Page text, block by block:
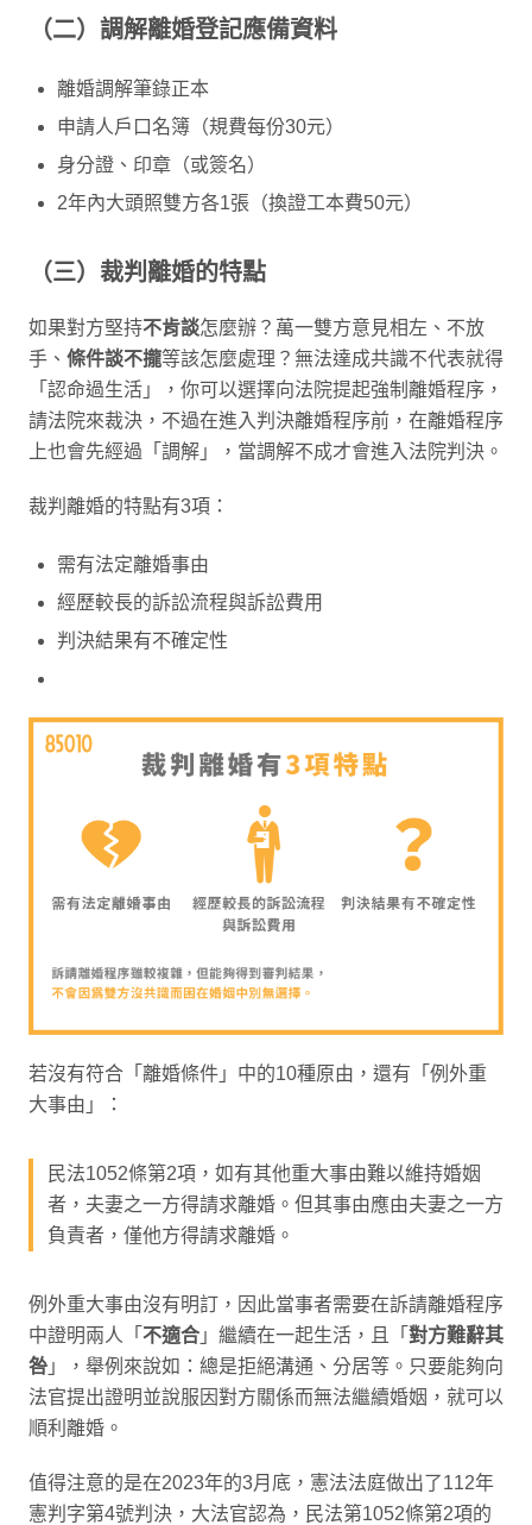
（二）調解離婚登記應備資料
離婚調解筆錄正本
申請人戶口名簿（規費每份30元）
身分證、印章（或簽名）
2年內大頭照雙方各1張（換證工本費50元）
（三）裁判離婚的特點
如果對方堅持不肯談怎麼辦？萬一雙方意見相左、不放
手、 條件談不攏等該怎麼處理？無法達成共識不代表就得
「認命過生活」，你可以選擇向法院提起強制離婚程序，
請法院來裁決，不過在進入判決離婚程序前，在離婚程序
上也會先經過「調解」，當調解不成才會進入法院判決。
裁判離婚的特點有3項：
需有法定離婚事由
經歷較長的訴訟流程與訴訟費用
判決結果有不確定性
若沒有符合「離婚條件」中的10種原由，還有「例外重
大事由」：
民法1052條第2項，如有其他重大事由難以維持婚姻
者，夫妻之一方得請求離婚。但其事由應由夫妻之一方
負責者，僅他方得請求離婚。
例外重大事由沒有明訂，因此當事者需要在訴請離婚程序
中證明兩人「 不適合 」繼續在一起生活，且「 對方難辭其
咎 」，舉例來說如：總是拒絕溝通、分居等。只要能夠向
法官提出證明並說服因對方關係而無法繼續婚姻，就可以
順利離婚。
值得注意的是在2023年的3月底，憲法法庭做出了112年
憲判字第4號判決，大法官認為，民法第1052條第2項的